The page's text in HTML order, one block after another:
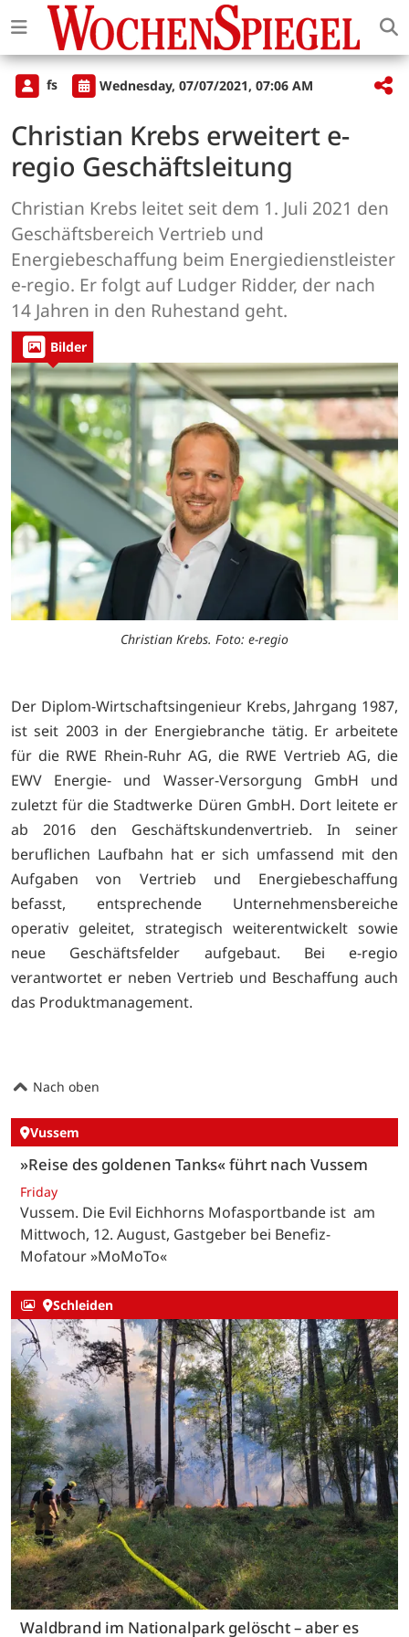
fs Wednesday, 07/07/2021, 07:06 AM
Christian Krebs erweitert e-
regio Geschäftsleitung
Christian Krebs leitet seit dem 1. Juli 2021 den
Geschäftsbereich Vertrieb und
Energiebeschaffung beim Energiedienstleister
e-regio. Er folgt auf Ludger Ridder, der nach
14 Jahren in den Ruhestand geht.
Bilder
Christian Krebs. Foto: e-regio
Der Diplom-Wirtschaftsingenieur Krebs, Jahrgang 1987,
ist seit 2003 in der Energiebranche tätig. Er arbeitete
für die RWE Rhein-Ruhr AG, die RWE Vertrieb AG, die
EWV Energie- und Wasser-Versorgung GmbH und
zuletzt für die Stadtwerke Düren GmbH. Dort leitete er
ab 2016 den Geschäftskundenvertrieb. In seiner
beruflichen Laufbahn hat er sich umfassend mit den
Aufgaben von Vertrieb und Energiebeschaffung
befasst, entsprechende Unternehmensbereiche
operativ geleitet, strategisch weiterentwickelt sowie
neue Geschäftsfelder aufgebaut. Bei e-regio
verantwortet er neben Vertrieb und Beschaffung auch
das Produktmanagement.
Nach oben
Vussem
»Reise des goldenen Tanks« führt nach Vussem
Friday
Vussem. Die Evil Eichhorns Mofasportbande ist am
Mittwoch, 12. August, Gastgeber bei Benefiz-
Mofatour »MoMoTo«
Schleiden
Waldbrand im Nationalpark gelöscht – aber es